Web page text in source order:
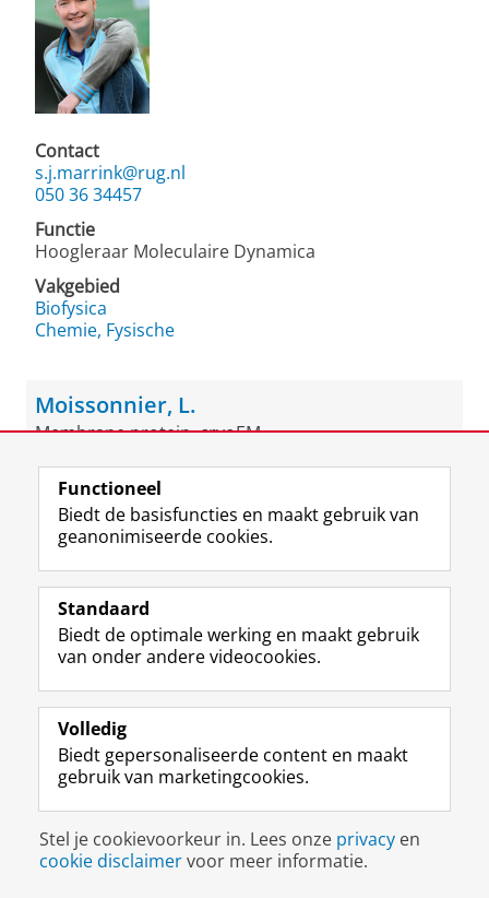
Contact
s.j.marrink@rug.nl
050 36 34457
Functie
Hoogleraar Moleculaire Dynamica
Vakgebied
Biofysica
Chemie, Fysische
Moissonnier, L.
Membrane protein, cryoEM
Contact
l.moissonnier@rug.nl
Functie
Postdoc
Vakgebied
Biochemie & Moleculaire Biologie
Biofysica
Functioneel
Biedt de basisfuncties en maakt gebruik van
geanonimiseerde cookies.
Standaard
Biedt de optimale werking en maakt gebruik
van onder andere videocookies.
Volledig
Biedt gepersonaliseerde content en maakt
gebruik van marketingcookies.
Stel je cookievoorkeur in. Lees onze privacy en
cookie disclaimervoor meer informatie.